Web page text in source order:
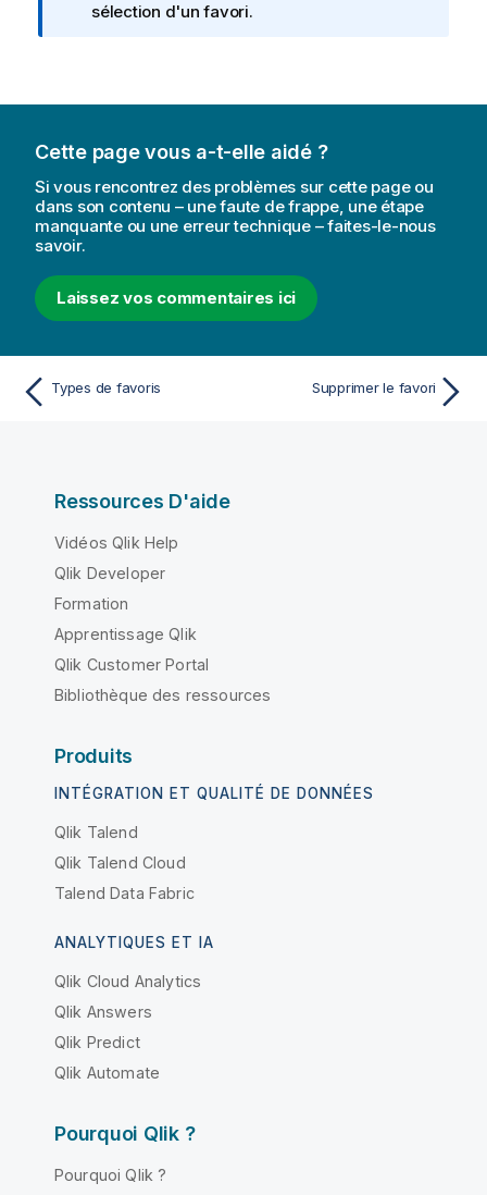
e
o
m
a
t
i
n
s
sélection d'un favori.
Cette page vous a-t-elle aidé ?
Si vous rencontrez des problèmes sur cette page ou
dans son contenu – une faute de frappe, une étape
manquante ou une erreur technique – faites-le-nous
savoir.
Laissez vos commentaires ici
Types de favoris Supprimer le favori
Ressources D'aide
Vidéos Qlik Help
Qlik Developer
Formation
Apprentissage Qlik
Qlik Customer Portal
Bibliothèque des ressources
Produits
INTÉGRATION ET QUALITÉ DE DONNÉES
Qlik Talend
Qlik Talend Cloud
Talend Data Fabric
ANALYTIQUES ET IA
Qlik Cloud Analytics
Qlik Answers
Qlik Predict
Qlik Automate
Pourquoi Qlik ?
Pourquoi Qlik ?